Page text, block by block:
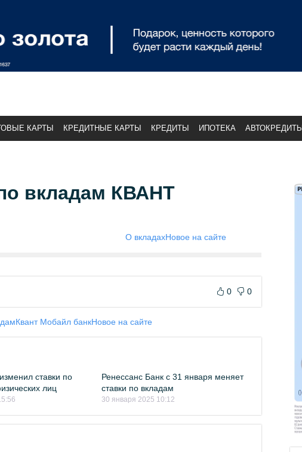
КАРТЫ КРЕДИТНЫЕ КАРТЫ КРЕДИТЫ ИПОТЕКА АВТОКРЕДИТЫ
вкладам КВАНТ
О вкладахНовое на сайте
0 0
Квант Мобайл банкНовое на сайте
ставки по
лиц
Ренессанс Банк с 31 января меняет
ставки по вкладам
30 января 2025 10:12